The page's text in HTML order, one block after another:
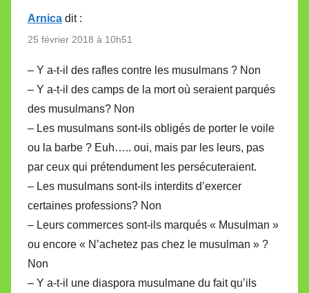
Arnica dit :
25 février 2018 à 10h51
– Y a-t-il des rafles contre les musulmans ? Non
– Y a-t-il des camps de la mort où seraient parqués
des musulmans? Non
– Les musulmans sont-ils obligés de porter le voile
ou la barbe ? Euh….. oui, mais par les leurs, pas
par ceux qui prétendument les persécuteraient.
– Les musulmans sont-ils interdits d’exercer
certaines professions? Non
– Leurs commerces sont-ils marqués « Musulman »
ou encore « N’achetez pas chez le musulman » ?
Non
– Y a-t-il une diaspora musulmane du fait qu’ils